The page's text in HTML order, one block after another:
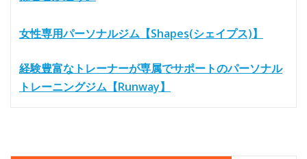
女性専用パーソナルジム【Shapes(シェイプス)】
経験豊富なトレーナーが専属でサポートのパーソナル
トレーニングジム【Runway】